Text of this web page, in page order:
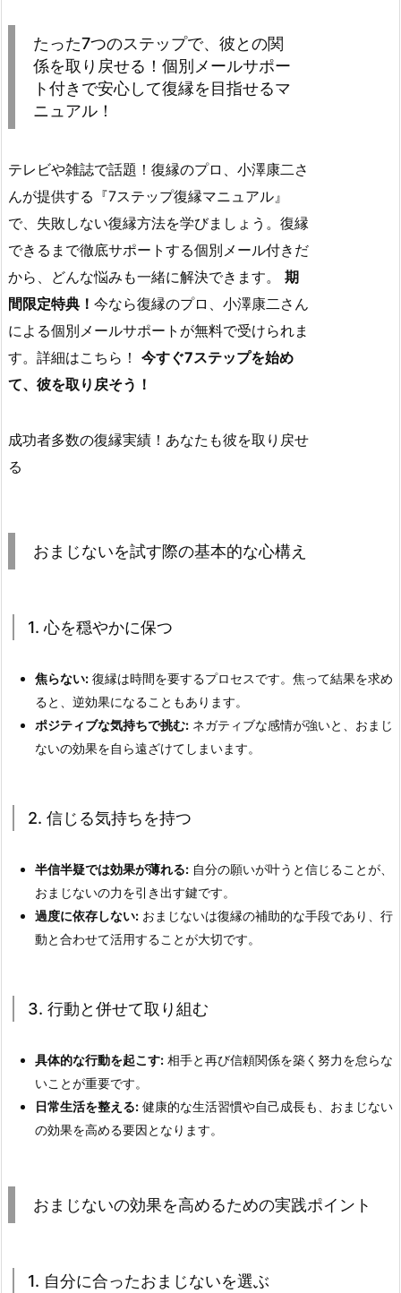
たった7つのステップで、彼との関
係を取り戻せる！個別メールサポー
ト付きで安心して復縁を目指せるマ
ニュアル！
テレビや雑誌で話題！復縁のプロ、小澤康二さ
んが提供する『7ステップ復縁マニュアル』
で、失敗しない復縁方法を学びましょう。復縁
できるまで徹底サポートする個別メール付きだ
から、どんな悩みも一緒に解決できます。 期
間限定特典！ 今なら復縁のプロ、小澤康二さん
による個別メールサポートが無料で受けられま
す。詳細はこちら！ 今すぐ7ステップを始め
て、彼を取り戻そう！
成功者多数の復縁実績！あなたも彼を取り戻せ
る
おまじないを試す際の基本的な心構え
1. 心を穏やかに保つ
焦らない: 復縁は時間を要するプロセスです。焦って結果を求め
ると、逆効果になることもあります。
ポジティブな気持ちで挑む: ネガティブな感情が強いと、おまじ
ないの効果を自ら遠ざけてしまいます。
2. 信じる気持ちを持つ
半信半疑では効果が薄れる: 自分の願いが叶うと信じることが、
おまじないの力を引き出す鍵です。
過度に依存しない: おまじないは復縁の補助的な手段であり、行
動と合わせて活用することが大切です。
3. 行動と併せて取り組む
具体的な行動を起こす: 相手と再び信頼関係を築く努力を怠らな
いことが重要です。
日常生活を整える: 健康的な生活習慣や自己成長も、おまじない
の効果を高める要因となります。
おまじないの効果を高めるための実践ポイント
1. 自分に合ったおまじないを選ぶ